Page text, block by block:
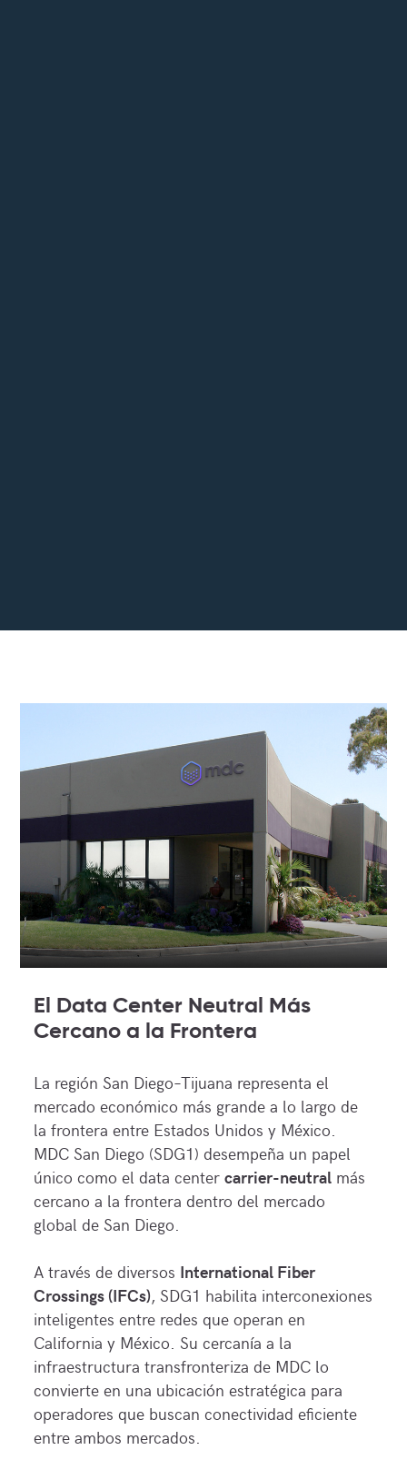
El Data Center Neutral Más
Cercano a la Frontera
La región San Diego–Tijuana representa el
mercado económico más grande a lo largo de
la frontera entre Estados Unidos y México.
MDC San Diego (SDG1) desempeña un papel
único como el data centercarrier-neutral más
cercano a la frontera dentro del mercado
global de San Diego.
A través de diversos International Fiber
Crossings (IFCs), SDG1 habilita interconexiones
inteligentes entre redes que operan en
California y México. Su cercanía a la
infraestructura transfronteriza de MDC lo
convierte en una ubicación estratégica para
operadores que buscan conectividad eficiente
entre ambos mercados.